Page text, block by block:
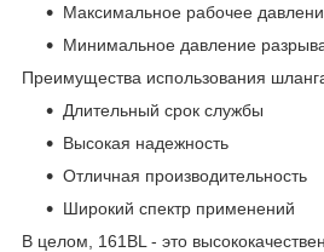
Максимальное рабочее
Минимальное давление
Преимущества использования
Длительный срок службы
Высокая надежность
Отличная производительность
Широкий спектр применений
В целом, 161BL - это